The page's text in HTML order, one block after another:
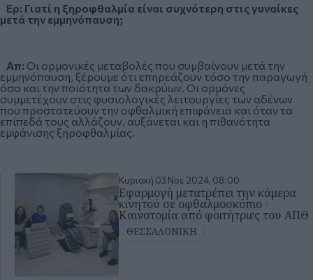
Ερ: Γιατί η ξηροφθαλμία είναι συχνότερη στις γυναίκες
μετά την εμμηνόπαυση;
Απ: Οι ορμονικές μεταβολές που συμβαίνουν μετά την
εμμηνόπαυση, ξέρουμε ότι επηρεάζουν τόσο την παραγωγή
όσο και την ποιότητα των δακρύων. Οι ορμόνες
συμμετέχουν στις φυσιολογικές λειτουργίες των αδένων
που προστατεύουν την οφθαλμική επιφάνεια και όταν τα
επίπεδά τους αλλάζουν, αυξάνεται και η πιθανότητα
εμφάνισης ξηροφθαλμίας.
Κυριακή 03 Νοε 2024, 08:00
Εφαρμογή μετατρέπει την κάμερα
κινητού σε οφθαλμοσκόπιο -
Καινοτομία από φοιτήτριες του ΑΠΘ
ΘΕΣΣΑΛΟΝΙΚΗ